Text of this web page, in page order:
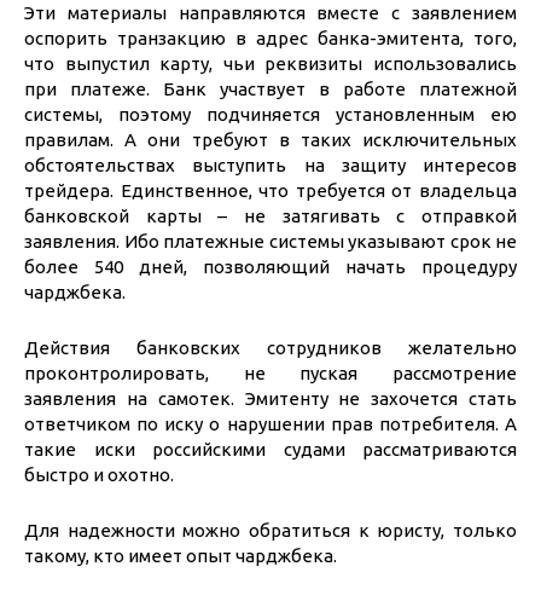
Эти материалы направляются вместе с заявлением
оспорить транзакцию в адрес банка-эмитента, того,
что выпустил карту, чьи реквизиты использовались
при платеже. Банк участвует в работе платежной
системы, поэтому подчиняется установленным ею
правилам. А они требуют в таких исключительных
обстоятельствах выступить на защиту интересов
трейдера. Единственное, что требуется от владельца
банковской карты – не затягивать с отправкой
заявления. Ибо платежные системы указывают срок не
более 540 дней, позволяющий начать процедуру
чарджбека.
Действия банковских сотрудников желательно
проконтролировать, не пуская рассмотрение
заявления на самотек. Эмитенту не захочется стать
ответчиком по иску о нарушении прав потребителя. А
такие иски российскими судами рассматриваются
быстро и охотно.
Для надежности можно обратиться к юристу, только
такому, кто имеет опыт чарджбека.